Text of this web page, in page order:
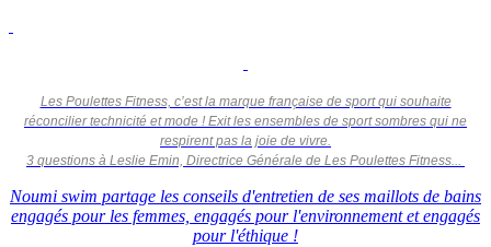
Les Poulettes Fitness, c’est la marque française de sport qui souhaite
réconcilier technicité et mode ! Exit les ensembles de sport sombres qui ne
respirent pas la joie de vivre.
3 questions à Leslie Emin, Directrice Générale de Les Poulettes Fitness...
Noumi swim partage les conseils d'entretien de ses maillots de bains
engagés pour les femmes, engagés pour l'environnement et engagés
pour l'éthique !